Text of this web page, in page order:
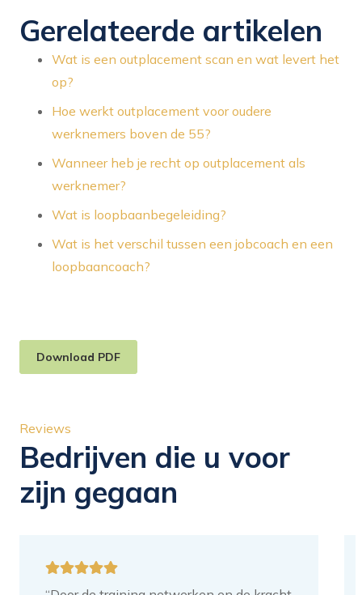
Gerelateerde artikelen
Wat is een outplacement scan en wat levert het
op?
Hoe werkt outplacement voor oudere
werknemers boven de 55?
Wanneer heb je recht op outplacement als
werknemer?
Wat is loopbaanbegeleiding?
Wat is het verschil tussen een jobcoach en een
loopbaancoach?
Download PDF
Reviews
Bedrijven die u voor
zijn gegaan